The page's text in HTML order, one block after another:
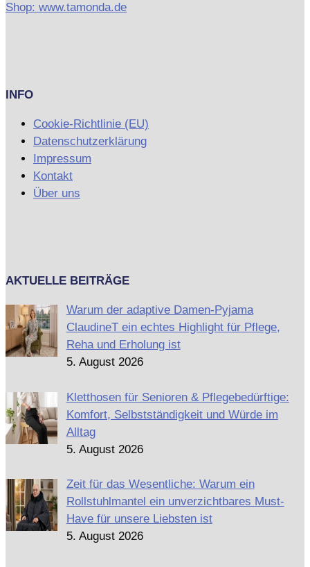
Shop: www.tamonda.de
INFO
Cookie-Richtlinie (EU)
Datenschutzerklärung
Impressum
Kontakt
Über uns
AKTUELLE BEITRÄGE
Warum der adaptive Damen-Pyjama
ClaudineT ein echtes Highlight für Pflege,
Reha und Erholung ist
5. August 2026
Kletthosen für Senioren & Pflegebedürftige:
Komfort, Selbstständigkeit und Würde im
Alltag
5. August 2026
Zeit für das Wesentliche: Warum ein
Rollstuhlmantel ein unverzichtbares Must-
Have für unsere Liebsten ist
5. August 2026